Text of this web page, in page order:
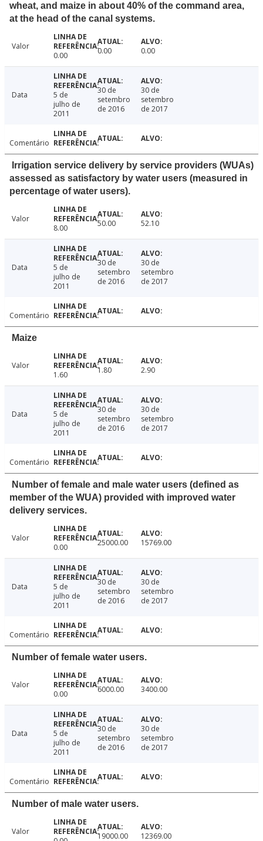
wheat, and maize in about 40% of the command area,
at the head of the canal systems.
Valor
0.00
0.00 0.00
Data
5 de
julho de
2011
30 de
setembro
de 2016
30 de
setembro
de 2017
Comentário
Irrigation service delivery by service providers (WUAs)
assessed as satisfactory by water users (measured in
percentage of water users).
Valor
8.00
50.00 52.10
Data
5 de
julho de
2011
30 de
setembro
de 2016
30 de
setembro
de 2017
Comentário
Maize
Valor
1.60
1.80 2.90
Data
5 de
julho de
2011
30 de
setembro
de 2016
30 de
setembro
de 2017
Comentário
Number of female and male water users (defined as
member of the WUA) provided with improved water
delivery services.
Valor
0.00
25000.00 15769.00
Data
5 de
julho de
2011
30 de
setembro
de 2016
30 de
setembro
de 2017
Comentário
Number of female water users.
Valor
0.00
6000.00 3400.00
Data
5 de
julho de
2011
30 de
setembro
de 2016
30 de
setembro
de 2017
Comentário
Number of male water users.
Valor
19000.00 12369.00